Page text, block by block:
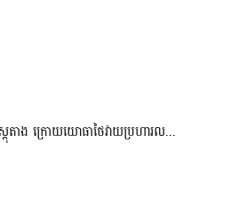
តាង ក្រោយយោធាថៃវាយប្រហារល...